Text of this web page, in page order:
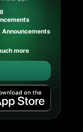
Announcements
more